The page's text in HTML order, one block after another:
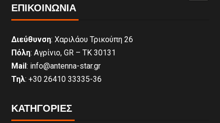
ΕΠΙΚΟΙΝΩΝΊΑ
Διεύθυνση: Χαριλάου Τρικούπη 26
Πόλη: Αγρίνιο, GR – ΤΚ 30131
Mail: info@antenna-star.gr
Τηλ: +30 26410 33335-36
ΚΑΤΗΓΟΡΙΕΣ